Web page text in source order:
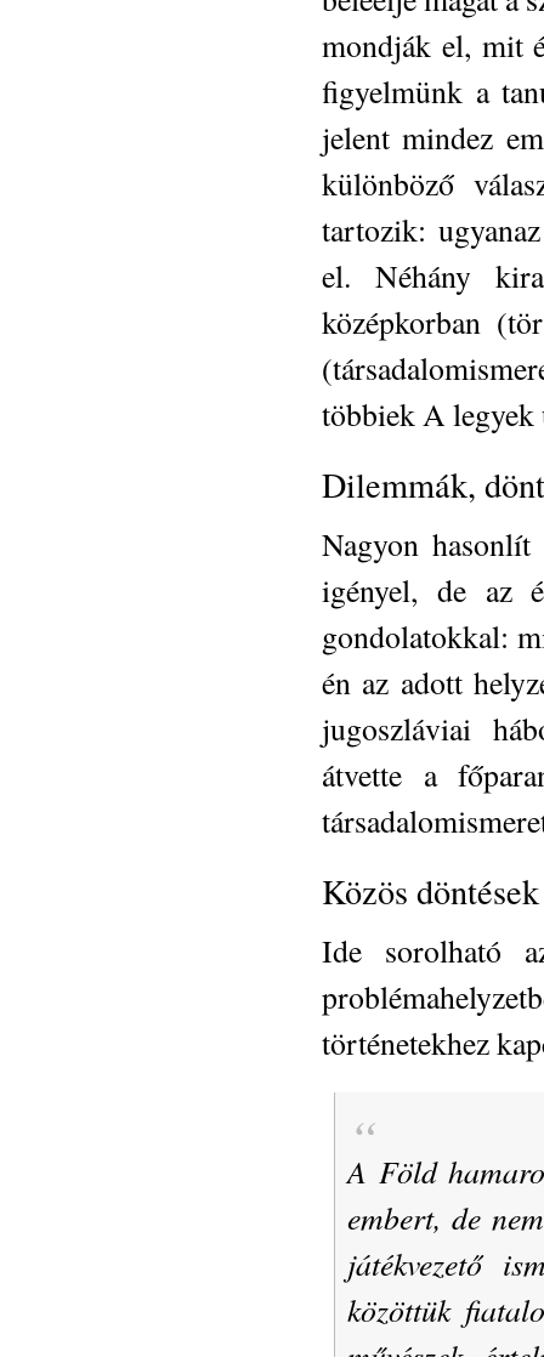
mondják el, mit
figyelmünk a
jelent mindez
különböző
tartozik:
el. Néhány
középkorban
többiek A
Dilemmák,
Nagyon
igényel, de az
gondolatokkal:
én az adott
jugoszláviai
átvette a
Közös döntések
Ide sorolható
történetekhez
A Föld
embert, de
játékvezető
közöttük